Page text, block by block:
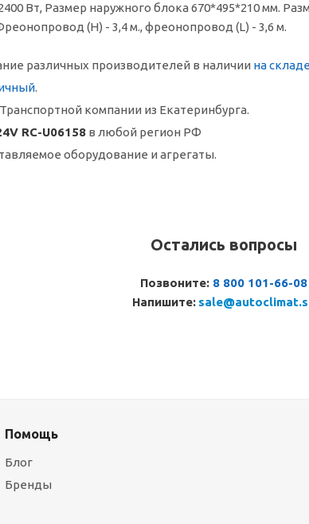
Вт, Размер наружного блока 670*495*210 мм.
(Н) - 3,4 м., фреонопровод (L) - 3,6 м.
различных производителей в наличии на
.
Транспортной компании из Екатеринбурга.
RC-U06158 в любой регион РФ
оборудование и агрегаты.
Остались вопросы
Позвоните: 8 800 101-66-08
Напишите:
Помощь
Блог
Бренды